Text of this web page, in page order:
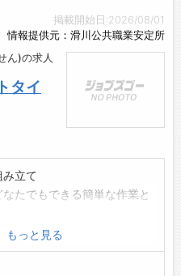
掲載開始日:2026/08/01
情報提供元：滑川公共職業安定所
ん)の求人
タイ
み立て
たでもできる簡単な作業と
寧に教えますので安心して
す
もっと見る